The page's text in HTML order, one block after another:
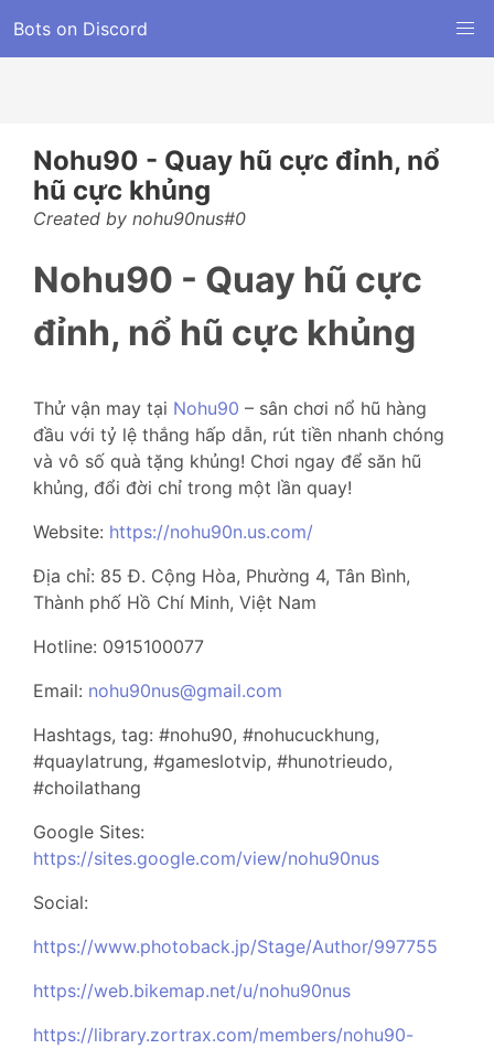
Bots on Discord
Nohu90 - Quay hũ cực đỉnh, nổ
hũ cực khủng
Created by nohu90nus#0
Nohu90 - Quay hũ cực
đỉnh, nổ hũ cực khủng
Thử vận may tại Nohu90 – sân chơi nổ hũ hàng
đầu với tỷ lệ thắng hấp dẫn, rút tiền nhanh chóng
và vô số quà tặng khủng! Chơi ngay để săn hũ
khủng, đổi đời chỉ trong một lần quay!
Website: https://nohu90n.us.com/
Địa chỉ: 85 Đ. Cộng Hòa, Phường 4, Tân Bình,
Thành phố Hồ Chí Minh, Việt Nam
Hotline: 0915100077
Email: nohu90nus@gmail.com
Hashtags, tag: #nohu90, #nohucuckhung,
#quaylatrung, #gameslotvip, #hunotrieudo,
#choilathang
Google Sites:
https://sites.google.com/view/nohu90nus
Social:
https://www.photoback.jp/Stage/Author/997755
https://web.bikemap.net/u/nohu90nus
https://library.zortrax.com/members/nohu90-